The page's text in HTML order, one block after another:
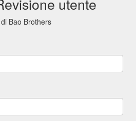
Bao Brothers